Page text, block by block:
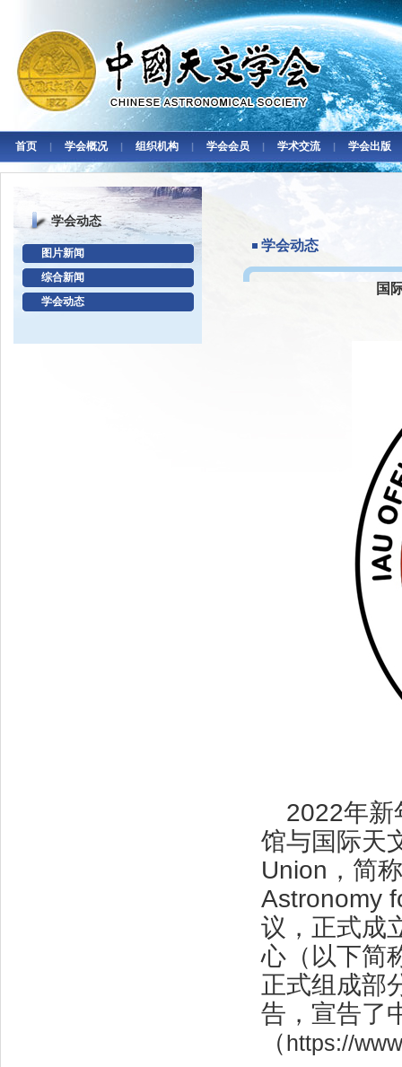
首页 | 学会概况 | 组织机构 | 学会会员 | 学术交流 | 学会出版
学会动态
图片新闻
综合新闻
学会动态
学会动态
国
2022年新
馆与国际天
Union，简
Astronomy
议，正式成
心（以下简
正式组成部
告，宣告了
（https://